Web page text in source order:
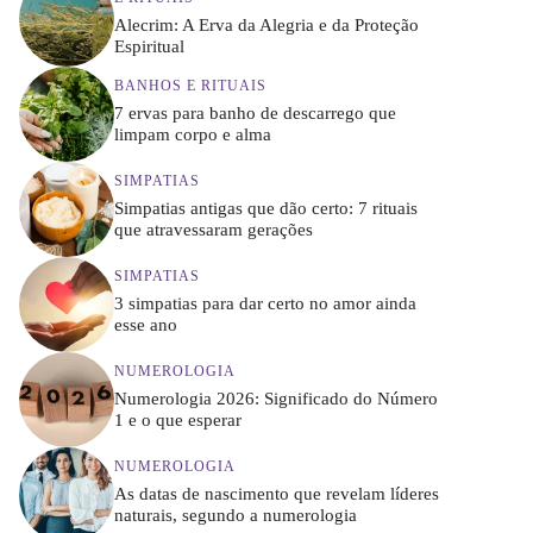
Alecrim: A Erva da Alegria e da Proteção
Espiritual
BANHOS E RITUAIS
7 ervas para banho de descarrego que
limpam corpo e alma
SIMPATIAS
Simpatias antigas que dão certo: 7 rituais
que atravessaram gerações
SIMPATIAS
3 simpatias para dar certo no amor ainda
esse ano
NUMEROLOGIA
Numerologia 2026: Significado do Número
1 e o que esperar
NUMEROLOGIA
As datas de nascimento que revelam líderes
naturais, segundo a numerologia